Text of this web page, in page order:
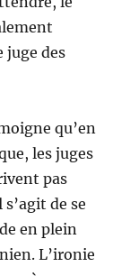
juge des
qu’en
les juges
pas
de se
en plein
L’ironie